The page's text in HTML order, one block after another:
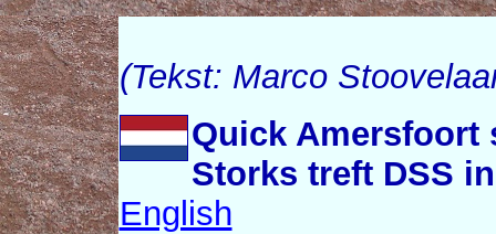
(Tekst: Marco
Quick Amersfoort
Storks treft DSS
English